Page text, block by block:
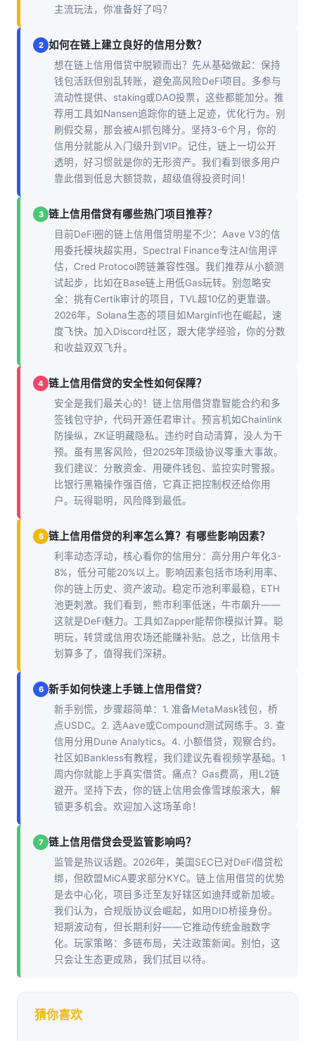
主流玩法，你准备好了吗？
2 如何在链上建立良好的信用分数？
想在链上信用借贷中脱颖而出？先从基础做起：保持
钱包活跃但别乱转账，避免高风险DeFi项目。多参与
流动性提供、staking或DAO投票，这些都能加分。推
荐用工具如Nansen追踪你的链上足迹，优化行为。别
刷假交易，那会被AI抓包降分。坚持3-6个月，你的
信用分就能从入门级升到VIP。记住，链上一切公开
透明，好习惯就是你的无形资产。我们看到很多用户
靠此借到低息大额贷款，超级值得投资时间！
3 链上信用借贷有哪些热门项目推荐？
目前DeFi圈的链上信用借贷明星不少：Aave V3的信
用委托模块超实用，Spectral Finance专注AI信用评
估，Cred Protocol跨链兼容性强。我们推荐从小额测
试起步，比如在Base链上用低Gas玩转。别忽略安
全：挑有Certik审计的项目，TVL超10亿的更靠谱。
2026年，Solana生态的项目如Marginfi也在崛起，速
度飞快。加入Discord社区，跟大佬学经验，你的分数
和收益双双飞升。
4 链上信用借贷的安全性如何保障？
安全是我们最关心的！链上信用借贷靠智能合约和多
签钱包守护，代码开源任君审计。预言机如Chainlink
防操纵，ZK证明藏隐私。违约时自动清算，没人为干
预。虽有黑客风险，但2025年顶级协议零重大事故。
我们建议：分散资金、用硬件钱包、监控实时警报。
比银行黑箱操作强百倍，它真正把控制权还给你用
户。玩得聪明，风险降到最低。
5 链上信用借贷的利率怎么算？有哪些影响因素？
利率动态浮动，核心看你的信用分：高分用户年化3-
8%，低分可能20%以上。影响因素包括市场利用率、
你的链上历史、资产波动。稳定币池利率最稳，ETH
池更刺激。我们看到，熊市利率低迷，牛市飙升——
这就是DeFi魅力。工具如Zapper能帮你模拟计算。聪
明玩，转贷或信用农场还能赚补贴。总之，比信用卡
划算多了，值得我们深耕。
6 新手如何快速上手链上信用借贷？
新手别慌，步骤超简单：1. 准备MetaMask钱包，桥
点USDC。2. 选Aave或Compound测试网练手。3. 查
信用分用Dune Analytics。4. 小额借贷，观察合约。
社区如Bankless有教程，我们建议先看视频学基础。1
周内你就能上手真实借贷。痛点？Gas费高，用L2链
避开。坚持下去，你的链上信用会像雪球般滚大，解
锁更多机会。欢迎加入这场革命！
7 链上信用借贷会受监管影响吗？
监管是热议话题。2026年，美国SEC已对DeFi借贷松
绑，但欧盟MiCA要求部分KYC。链上信用借贷的优势
是去中心化，项目多迁至友好辖区如迪拜或新加坡。
我们认为，合规版协议会崛起，如用DID桥接身份。
短期波动有，但长期利好——它推动传统金融数字
化。玩家策略：多链布局，关注政策新闻。别怕，这
只会让生态更成熟，我们拭目以待。
猜你喜欢